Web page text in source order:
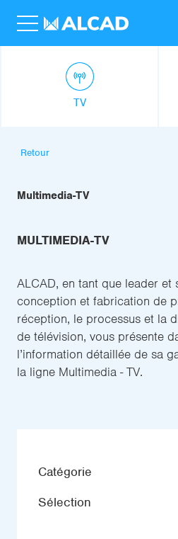
TV
Retour
Multimedia-TV
MULTIMEDIA-TV
ALCAD, en tant que leader et
conception et fabrication de
réception, le processus et la
de télévision, vous présente
l’information détaillée de sa
la ligne Multimedia - TV.
Catégorie
Sélection